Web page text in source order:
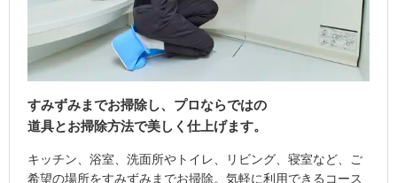
すみずみまでお掃除し、プロならではの
道具とお掃除方法で美しく仕上げます。
キッチン、浴室、洗面所やトイレ、リビング、寝室など、ご
希望の場所をすみずみまでお掃除。気軽に利用できるコース